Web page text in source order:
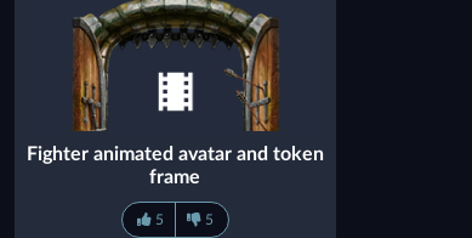
Fighter animated avatar and token
frame
5 5